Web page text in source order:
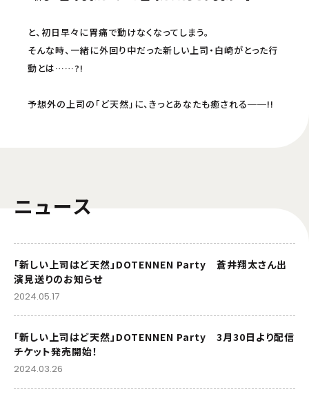
配信開始日・配信日時は編成の都合などにより変更となる場合がございます。予めご了
と、初日早々に胃痛で動けなくなってしまう。
そんな時、一緒に外回り中だった新しい上司・白崎がとった行
動とは……?!
予想外の上司の「ど天然」に、きっとあなたも癒される──!!
ニュース
「新しい上司はど天然」DOTENNEN Party 蒼井翔太さん出
演見送りのお知らせ
2024.05.17
「新しい上司はど天然」DOTENNEN Party 3月30日より配信
チケット発売開始！
2024.03.26